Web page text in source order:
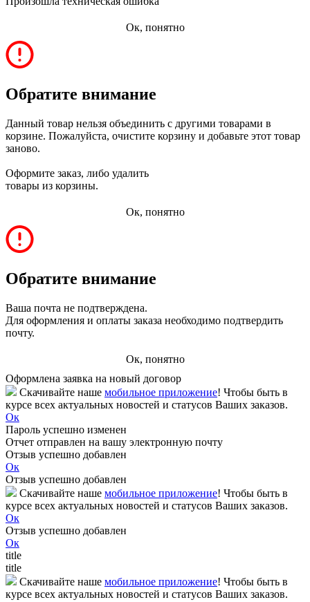
Ок, понятно
Обратите внимание
Данный товар нельзя объединить с другими товарами в
корзине. Пожалуйста, очистите корзину и добавьте этот товар
заново.
Оформите заказ, либо удалить
товары из корзины.
Ок, понятно
Обратите внимание
Ваша почта не подтверждена.
Для оформления и оплаты заказа необходимо подтвердить
почту.
Ок, понятно
Оформлена заявка на новый договор
Скачивайте наше мобильное приложение! Чтобы быть в
курсе всех актуальных новостей и статусов Ваших заказов.
Ок
Пароль успешно изменен
Отчет отправлен на вашу электронную почту
Отзыв успешно добавлен
Ок
Отзыв успешно добавлен
Скачивайте наше мобильное приложение! Чтобы быть в
курсе всех актуальных новостей и статусов Ваших заказов.
Ок
Отзыв успешно добавлен
Ок
title
title
Скачивайте наше мобильное приложение! Чтобы быть в
курсе всех актуальных новостей и статусов Ваших заказов.